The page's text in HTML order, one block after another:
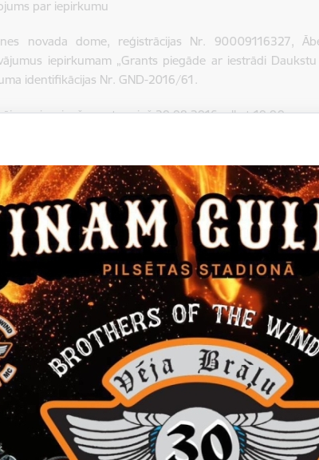
par iepirkumu
novada dome, reģistrācijas Nr. 90009116327,
iepirkumam „Grants piegāde ar iestrādi
identifikācijas Nr. GND-2016/61.
iesniegšanas termiņš 30.08.2016. plkst.10.00.
par pieņemto lēmumu
novada dome, reģistrācijas Nr. 90009116327,
„Grants piegāde ar iestrādi Daukstu pagasta un
Nr. GND-2016/61.
novada domes iepirkumu komisija 2016.gada
iepirkuma 1.daļā „Grants piegāde ar iestrādi Daukstu
autoceļu uzturētājs” Alūksnes ceļu rajonu, reģ. Nr.